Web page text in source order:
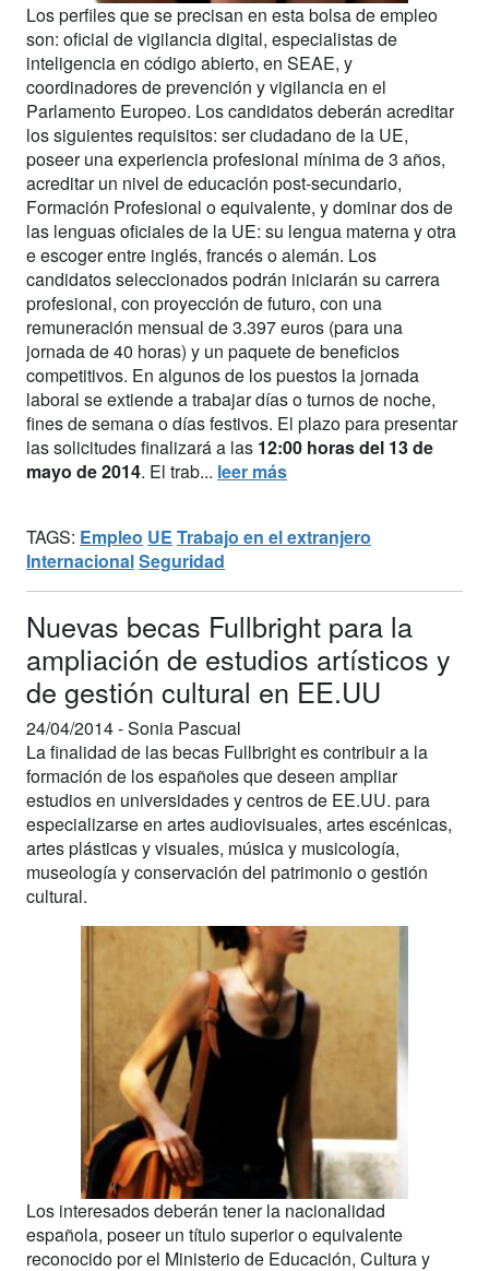
Los perfiles que se precisan en esta bolsa de empleo
son: oficial de vigilancia digital, especialistas de
inteligencia en código abierto, en SEAE, y
coordinadores de prevención y vigilancia en el
Parlamento Europeo. Los candidatos deberán acreditar
los siguientes requisitos: ser ciudadano de la UE,
poseer una experiencia profesional mínima de 3 años,
acreditar un nivel de educación post-secundario,
Formación Profesional o equivalente, y dominar dos de
las lenguas oficiales de la UE: su lengua materna y otra
e escoger entre inglés, francés o alemán. Los
candidatos seleccionados podrán iniciarán su carrera
profesional, con proyección de futuro, con una
remuneración mensual de 3.397 euros (para una
jornada de 40 horas) y un paquete de beneficios
competitivos. En algunos de los puestos la jornada
laboral se extiende a trabajar días o turnos de noche,
fines de semana o días festivos. El plazo para presentar
las solicitudes finalizará a las 12:00 horas del 13 de
mayo de 2014. El trab... leer más
TAGS: Empleo UE Trabajo en el extranjero
InternacionalSeguridad
Nuevas becas Fullbright para la
ampliación de estudios artísticos y
de gestión cultural en EE.UU
24/04/2014 -Sonia Pascual
La finalidad de las becas Fullbright es contribuir a la
formación de los españoles que deseen ampliar
estudios en universidades y centros de EE.UU. para
especializarse en artes audiovisuales, artes escénicas,
artes plásticas y visuales, música y musicología,
museología y conservación del patrimonio o gestión
cultural.
Los interesados deberán tener la nacionalidad
española, poseer un título superior o equivalente
reconocido por el Ministerio de Educación, Cultura y